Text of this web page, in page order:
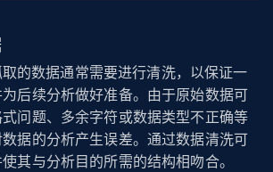
取的数据通常需要进行清洗，以保证一
后续分析做好准备。由于原始数据可
问题、多余字符或数据类型不正确等
据的分析产生误差。通过数据清洗可
其与分析目的所需的结构相吻合。